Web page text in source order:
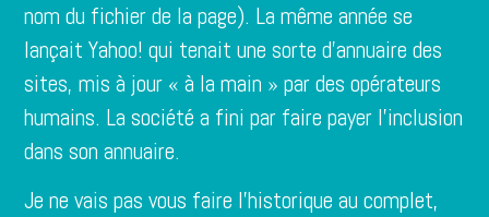
nom du fichier de la page). La même année se
lançait Yahoo! qui tenait une sorte d’annuaire des
sites, mis à jour « à la main » par des opérateurs
humains. La société a fini par faire payer l’inclusion
dans son annuaire.
Je ne vais pas vous faire l’historique au complet,